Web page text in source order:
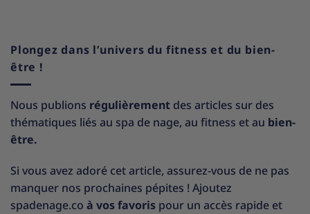
Plongez dans l’univers du fitness et du bien-
être !
Nous publions régulièrement des articles sur des
thématiques liés au spa de nage, au fitness et au bien-
être.
Si vous avez adoré cet article, assurez-vous de ne pas
manquer nos prochaines pépites ! Ajoutez
spadenage.co à vos favoris pour un accès rapide et